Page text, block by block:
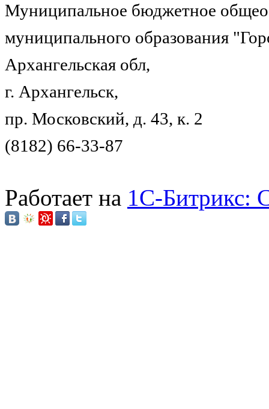
Муниципальное бюджетное
муниципального образования
Архангельская обл,
г. Архангельск,
пр. Московский, д. 43, к. 2
(8182) 66-33-87
Работает на 1C-Битрикс: